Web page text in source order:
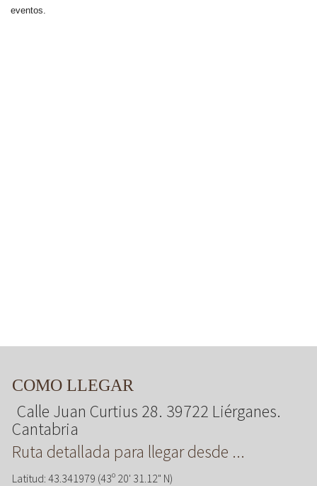
eventos.
COMO LLEGAR
Calle Juan Curtius 28. 39722 Liérganes.
Cantabria
Ruta detallada para llegar desde ...
Latitud: 43.341979 (43º 20' 31.12" N)